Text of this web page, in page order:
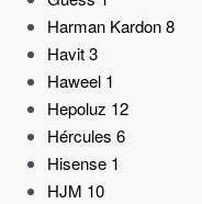
Harman Kardon8
Havit3
Haweel 1
Hepoluz 12
Hércules 6
Hisense 1
HJM 10